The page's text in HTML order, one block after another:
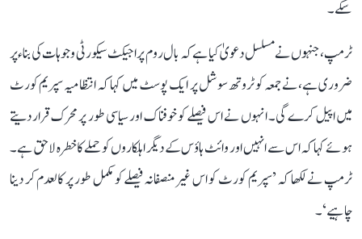
سکے۔
ٹرمپ، جنہوں نے مسلسل دعویٰ کیا ہے کہ بال روم پراجیکٹ سیکورٹی وجوہات کی بناء پر
ضروری ہے، نے جمعہ کو ٹروتھ سوشل پر ایک پوسٹ میں کہا کہ انتظامیہ سپریم کورٹ
میں اپیل کرے گی۔ انہوں نے اس فیصلے کو خوفناک اور سیاسی طور پر محرک قرار دیتے
ہوئے کہا کہ اس سے انہیں اور وائٹ ہاؤس کے دیگر اہلکاروں کو حملے کا خطرہ لاحق ہے۔
ٹرمپ نے لکھا کہ ’سپریم کورٹ کو اس غیر منصفانہ فیصلے کو مکمل طور پر کالعدم کر دینا
چاہیے‘۔